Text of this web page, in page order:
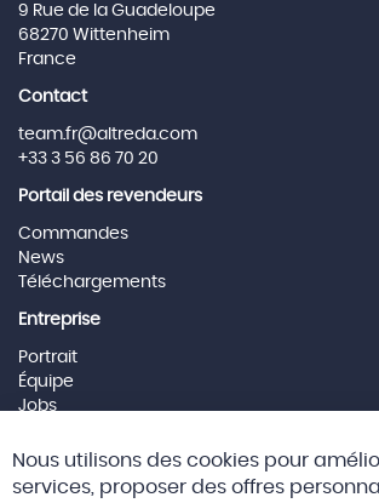
9 Rue de la Guadeloupe
68270 Wittenheim
France
Contact
team.fr@altreda.com
+33 3 56 86 70 20
Portail des revendeurs
Commandes
News
Téléchargements
Entreprise
Portrait
Équipe
Jobs
Social Media
Nous utilisons des cookies pour
services, proposer des offres